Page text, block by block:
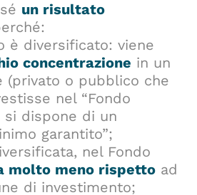
un risultato
è diversificato: viene
concentrazione in un
(privato o pubblico che
nel “Fondo
si dispone di un
garantito”;
nel Fondo
molto meno rispetto ad
di investimento;